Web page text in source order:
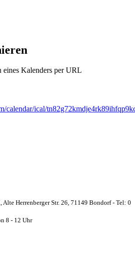
eines Kalenders per URL
calendar/ical/
Herrenberger Str. 26, 71149 Bondorf - Tel: 0
8 - 12 Uhr